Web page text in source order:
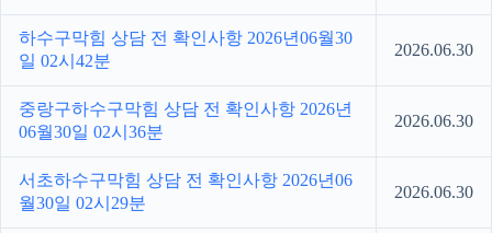
하수구막힘 상담 전 확인사항 2026년06월30
일 02시42분
2026.06.30
중랑구하수구막힘 상담 전 확인사항 2026년
06월30일 02시36분
2026.06.30
서초하수구막힘 상담 전 확인사항 2026년06
월30일 02시29분
2026.06.30